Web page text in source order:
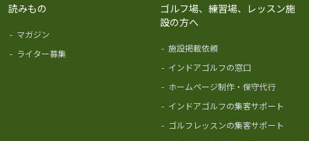
読みもの
- マガジン
- ライター募集
ゴルフ場、練習場、レッスン施
設の方へ
- 施設掲載依頼
- インドアゴルフの窓口
- ホームページ制作・保守代行
- インドアゴルフの集客サポート
- ゴルフレッスンの集客サポート